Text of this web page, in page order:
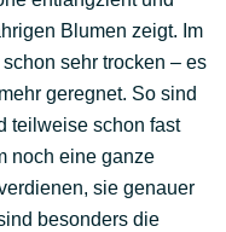
Blumen zeigt. Im
sehr trocken – es
geregnet. So sind
teilweise schon fast
noch eine ganze
sie genauer
besonders die